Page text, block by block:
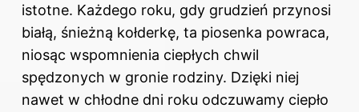
istotne. Każdego roku, gdy grudzień przynosi
białą, śnieżną kołderkę, ta piosenka powraca,
niosąc wspomnienia ciepłych chwil
spędzonych w gronie rodziny. Dzięki niej
nawet w chłodne dni roku odczuwamy ciepło